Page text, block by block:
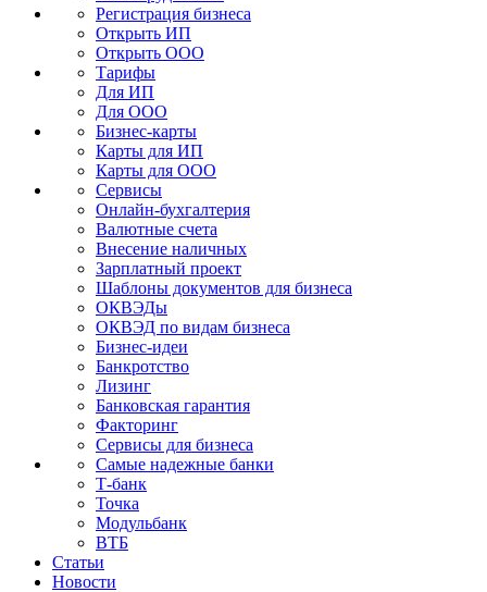
Регистрация бизнеса
Открыть ИП
Открыть ООО
Тарифы
Для ИП
Для ООО
Бизнес-карты
Карты для ИП
Карты для ООО
Сервисы
Онлайн-бухгалтерия
Валютные счета
Внесение наличных
Зарплатный проект
Шаблоны документов для бизнеса
ОКВЭДы
ОКВЭД по видам бизнеса
Бизнес-идеи
Банкротство
Лизинг
Банковская гарантия
Факторинг
Сервисы для бизнеса
Самые надежные банки
Т-банк
Точка
Модульбанк
ВТБ
Статьи
Новости